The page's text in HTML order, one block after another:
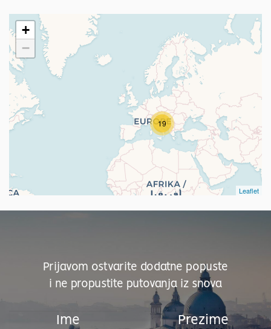
19
+
−
Leaflet
Prijavom ostvarite dodatne popuste
i ne propustite putovanja iz snova